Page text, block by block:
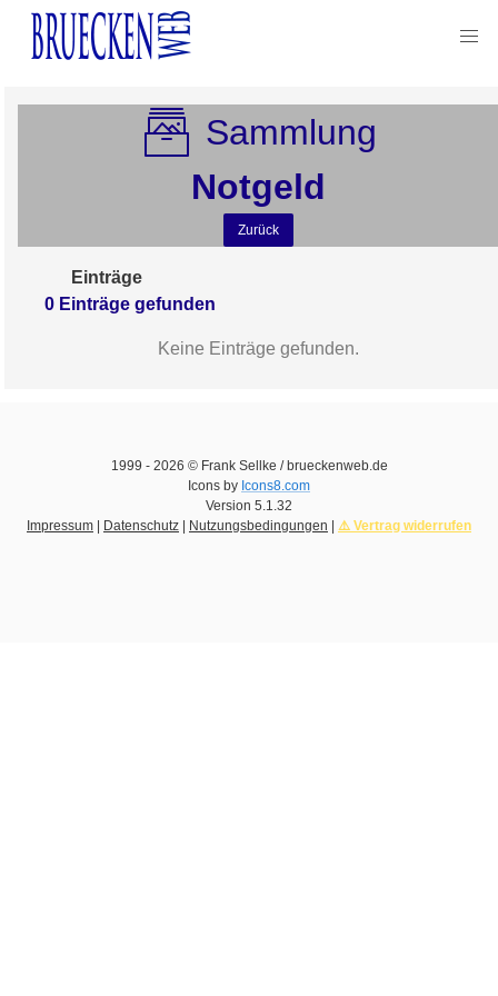
Sammlung
Notgeld
Zurück
Einträge
0 Einträge gefunden
Keine Einträge gefunden.
1999 - 2026 © Frank Sellke / brueckenweb.de
Icons by Icons8.com
Version 5.1.32
Impressum
Datenschutz Nutzungsbedingungen ⚠️ Vertrag widerrufen